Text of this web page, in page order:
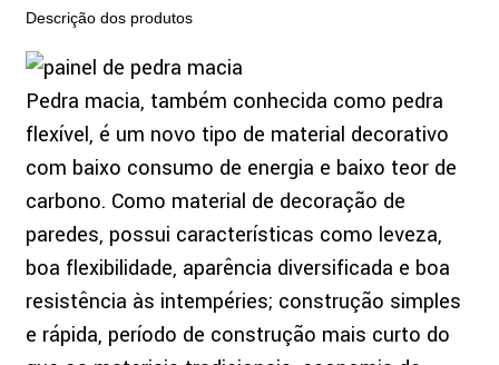
Descrição dos produtos
Pedra macia, também conhecida como pedra
flexível, é um novo tipo de material decorativo
com baixo consumo de energia e baixo teor de
carbono. Como material de decoração de
paredes, possui características como leveza,
boa flexibilidade, aparência diversificada e boa
resistência às intempéries; construção simples
e rápida, período de construção mais curto do